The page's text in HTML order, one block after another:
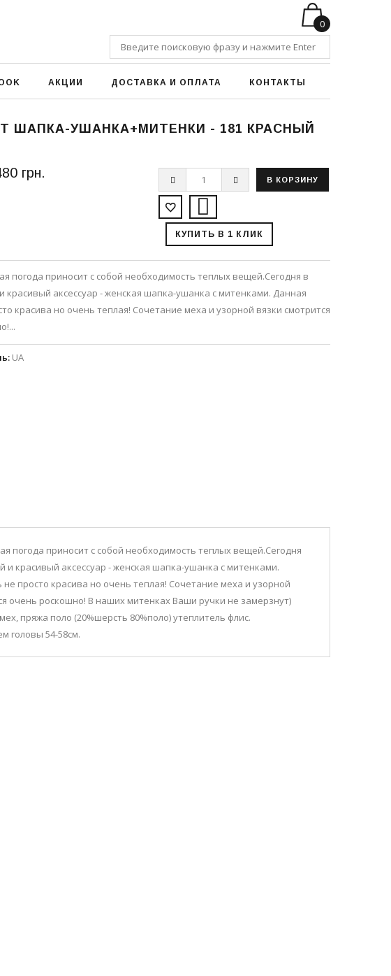
0
АКЦИИ ДОСТАВКА И ОПЛАТА КОНТАКТЫ
ШАПКА-УШАНКА+МИТЕНКИ - 181 КРАСНЫЙ
грн.
КУПИТЬ В 1 КЛИК
погода приносит с собой необходимость теплых вещей.Сегодня в
красивый аксессуар - женская шапка-ушанка с митенками. Данная
красива но очень теплая! Сочетание меха и узорной вязки смотрится
: UA
погода приносит с собой необходимость теплых вещей.Сегодня
и красивый аксессуар - женская шапка-ушанка с митенками.
просто красива но очень теплая! Сочетание меха и узорной
очень роскошно! В наших митенках Ваши ручки не замерзнут)
пряжа поло (20%шерсть 80%поло) утеплитель флис.
головы 54-58см.